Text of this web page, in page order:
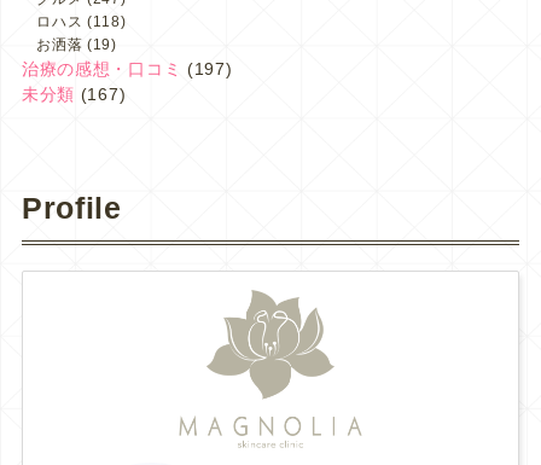
ロハス (118)
お洒落 (19)
治療の感想・口コミ
(197)
未分類 (167)
Profile